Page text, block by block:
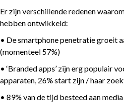
Er zijn verschillende redenen
hebben ontwikkeld:
• De smartphone penetratie groeit
(momenteel 57%)
• ‘Branded apps’ zijn erg populair
apparaten, 26% start zijn / haar
• 89% van de tijd besteed aan